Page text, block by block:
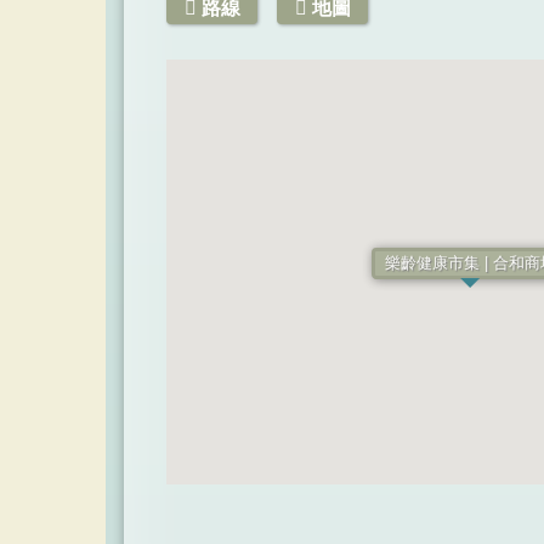
路線 地圖
樂齡健康市集 | 合和商